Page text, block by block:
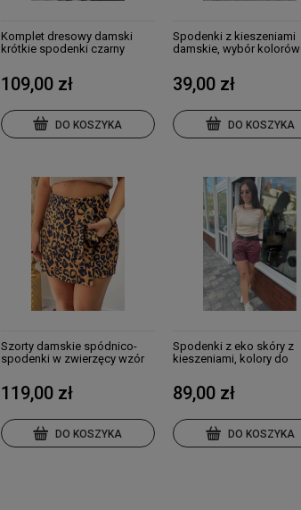
Komplet dresowy damski
krótkie spodenki czarny
109,00 zł
DO KOSZYKA
Spodenki z kieszeniami
damskie, wybór kolorów
39,00 zł
DO KOSZYKA
Szorty damskie spódnico-
spodenki w zwierzęcy wzór
119,00 zł
DO KOSZYKA
Spodenki z eko skóry z
kieszeniami, kolory do
89,00 zł
DO KOSZYKA